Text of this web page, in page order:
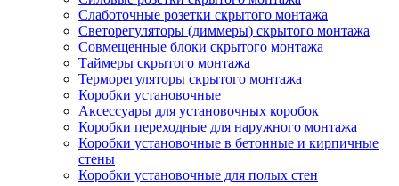
Слаботочные розетки скрытого монтажа
Светорегуляторы (диммеры) скрытого монтажа
Совмещенные блоки скрытого монтажа
Таймеры скрытого монтажа
Терморегуляторы скрытого монтажа
Коробки установочные
Аксессуары для установочных коробок
Коробки переходные для наружного монтажа
Коробки установочные в бетонные и кирпичные
стены
Коробки установочные для полых стен